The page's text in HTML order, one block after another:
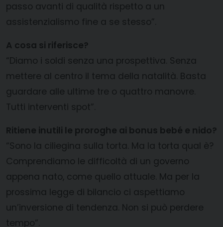
passo avanti di qualità rispetto a un
assistenzialismo fine a se stesso”.
A cosa si riferisce?
“Diamo i soldi senza una prospettiva. Senza
mettere al centro il tema della natalità. Basta
guardare alle ultime tre o quattro manovre.
Tutti interventi spot”.
Ritiene inutili le proroghe ai bonus bebé e nido?
“Sono la ciliegina sulla torta. Ma la torta qual è?
Comprendiamo le difficoltà di un governo
appena nato, come quello attuale. Ma per la
prossima legge di bilancio ci aspettiamo
un’inversione di tendenza. Non si può perdere
tempo”.